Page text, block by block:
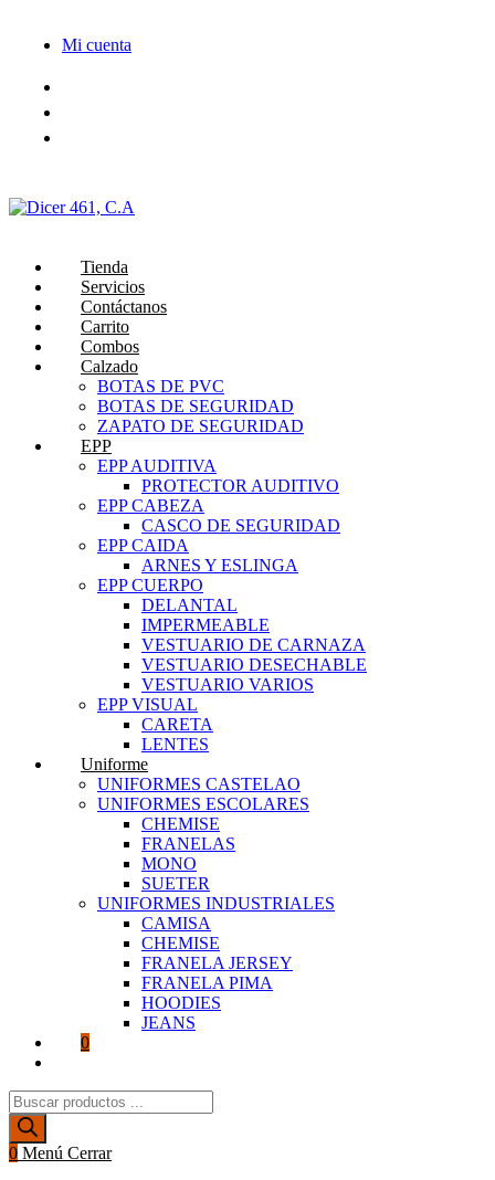
contenido
Mi cuenta
Tienda
Servicios
Contáctanos
Carrito
Combos
Calzado
BOTAS DE PVC
BOTAS DE SEGURIDAD
ZAPATO DE SEGURIDAD
EPP
EPP AUDITIVA
PROTECTOR AUDITIVO
EPP CABEZA
CASCO DE SEGURIDAD
EPP CAIDA
ARNES Y ESLINGA
EPP CUERPO
DELANTAL
IMPERMEABLE
VESTUARIO DE CARNAZA
VESTUARIO DESECHABLE
VESTUARIO VARIOS
EPP VISUAL
CARETA
LENTES
Uniforme
UNIFORMES CASTELAO
UNIFORMES ESCOLARES
CHEMISE
FRANELAS
MONO
SUETER
UNIFORMES INDUSTRIALES
CAMISA
CHEMISE
FRANELA JERSEY
FRANELA PIMA
HOODIES
JEANS
0
de
Búsqueda
de
productos
0 Menú Cerrar